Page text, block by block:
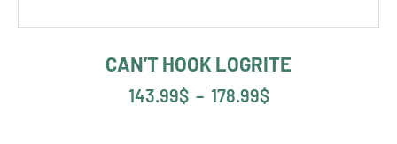
CAN’T HOOK LOGRITE
143.99$ – 178.99$